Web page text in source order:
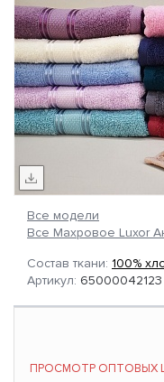
Все модели
Все Махровое Luxor
Состав ткани: 100%
Артикул: 65000042123
ПРОСМОТР ОПТОВЫХ